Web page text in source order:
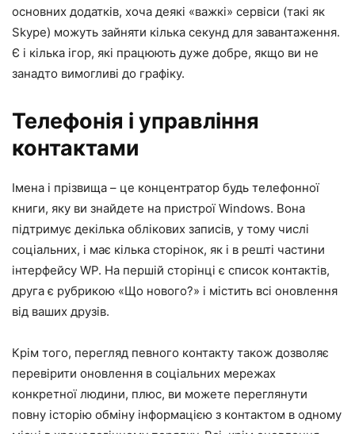
основних додатків, хоча деякі «важкі» сервіси (такі як
Skype) можуть зайняти кілька секунд для завантаження.
Є і кілька ігор, які працюють дуже добре, якщо ви не
занадто вимогливі до графіку.
Телефонія і управління
контактами
Імена і прізвища – це концентратор будь телефонної
книги, яку ви знайдете на пристрої Windows. Вона
підтримує декілька облікових записів, у тому числі
соціальних, і має кілька сторінок, як і в решті частини
інтерфейсу WP. На першій сторінці є список контактів,
друга є рубрикою «Що нового?» і містить всі оновлення
від ваших друзів.
Крім того, перегляд певного контакту також дозволяє
перевірити оновлення в соціальних мережах
конкретної людини, плюс, ви можете переглянути
повну історію обміну інформацією з контактом в одному